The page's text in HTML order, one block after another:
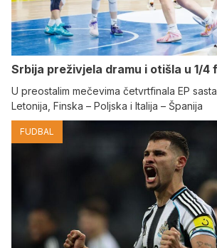
Srbija preživjela dramu i otišla u 1/4
U preostalim mečevima četvrtfinala EP
Letonija, Finska – Poljska i Italija – Španija
FUDBAL